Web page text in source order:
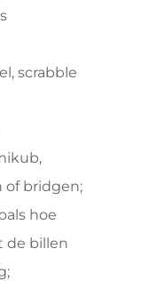
scrabble
of bridgen;
hoe
de billen